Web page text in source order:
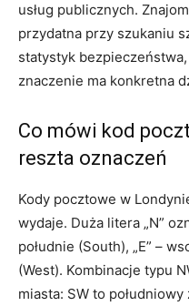
usług publicznych.
przydatna przy szukaniu
statystyk
znaczenie ma konkretna
Co mówi kod
reszta oznaczeń
Kody pocztowe w
wydaje. Duża litera „N”
południe (South), „E” –
(West). Kombinacje typu
miasta: SW to